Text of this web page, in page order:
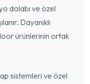
dolabı ve özel
Dayanıklı
ürünlerinin ortak
sistemleri ve özel